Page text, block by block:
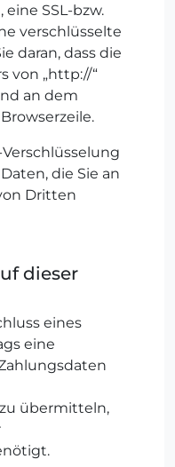
SSL-bzw.
verschlüsselte
daran, dass die
von „http://“
an dem
Verschlüsselung
die Sie an
Dritten
dieser
eines
eine
übermitteln,